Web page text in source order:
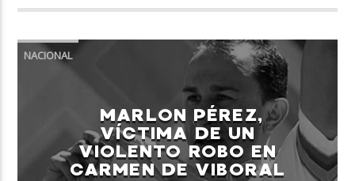
NACIONAL
MARLON PÉREZ,
VÍCTIMA DE UN
VIOLENTO ROBO EN
CARMEN DE VIBORAL